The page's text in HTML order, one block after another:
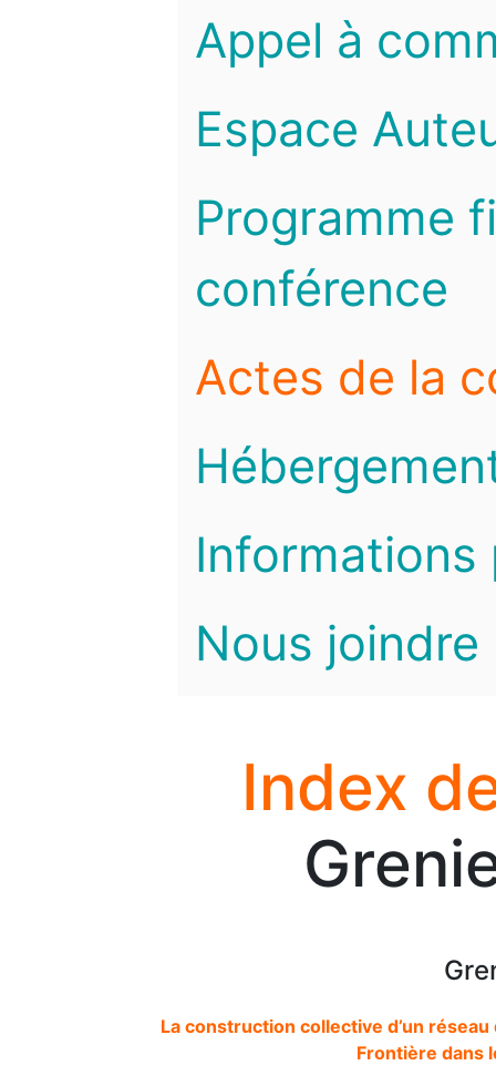
Appel à
Espace
Programme
conférence
Actes de la
Informations
Nous joindre
Index
La construction collective d’un
Frontière dans